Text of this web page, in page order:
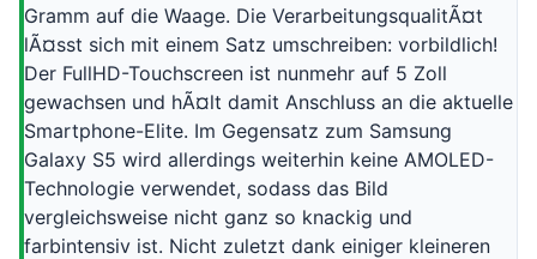
Gramm auf die Waage. Die VerarbeitungsqualitÃ¤t
lÃ¤sst sich mit einem Satz umschreiben: vorbildlich!
Der FullHD-Touchscreen ist nunmehr auf 5 Zoll
gewachsen und hÃ¤lt damit Anschluss an die aktuelle
Smartphone-Elite. Im Gegensatz zum Samsung
Galaxy S5 wird allerdings weiterhin keine AMOLED-
Technologie verwendet, sodass das Bild
vergleichsweise nicht ganz so knackig und
farbintensiv ist. Nicht zuletzt dank einiger kleineren